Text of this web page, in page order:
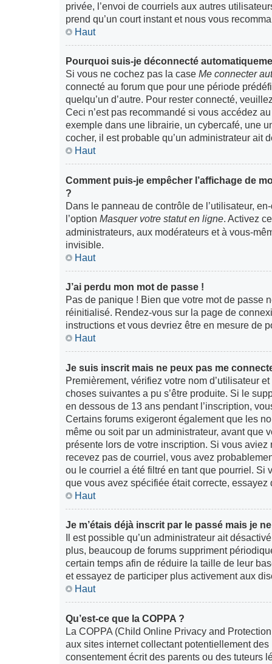
privée, l’envoi de courriels aux autres
prend qu’un court instant et nous vous
Haut
Pourquoi suis-je déconnecté
Si vous ne cochez pas la case Me connecter
connecté au forum que pour une période
quelqu’un d’autre. Pour rester connecté,
Ceci n’est pas recommandé si vous accédez
exemple dans une librairie, un cybercafé, une
cocher, il est probable qu’un administrateur ait
Haut
Comment puis-je empêcher l’affichage de
?
Dans le panneau de contrôle de l’utilisateur,
l’option Masquer votre statut en ligne. Activez
administrateurs, aux modérateurs et à vous-
invisible.
Haut
J’ai perdu mon mot de passe !
Pas de panique ! Bien que votre mot de passe
réinitialisé. Rendez-vous sur la page de
instructions et vous devriez être en mesure de
Haut
Je suis inscrit mais ne peux pas me
Premièrement, vérifiez votre nom d’utilisateur
choses suivantes a pu s’être produite. Si le
en dessous de 13 ans pendant l’inscription,
Certains forums exigeront également que les
même ou soit par un administrateur, avant que
présente lors de votre inscription. Si vous
recevez pas de courriel, vous avez
ou le courriel a été filtré en tant que pourriel. Si
que vous avez spécifiée était correcte, essayez
Haut
Je m’étais déjà inscrit par le passé mais je
Il est possible qu’un administrateur ait
plus, beaucoup de forums suppriment
certain temps afin de réduire la taille de leur
et essayez de participer plus activement aux
Haut
Qu’est-ce que la COPPA ?
La COPPA (Child Online Privacy and
aux sites internet collectant potentiellement
consentement écrit des parents ou des tuteurs